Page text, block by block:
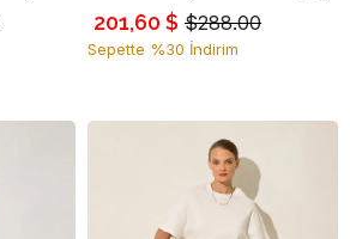
$288.00
201,60 $
Sepette %30 İndirim